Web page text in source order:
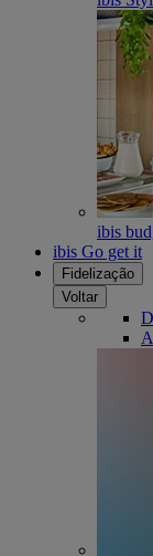
ibis
ibis Go get it
Fidelização
Voltar